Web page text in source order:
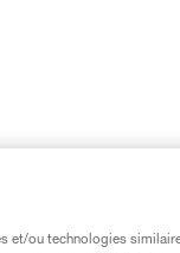
doublée
et/ou technologies